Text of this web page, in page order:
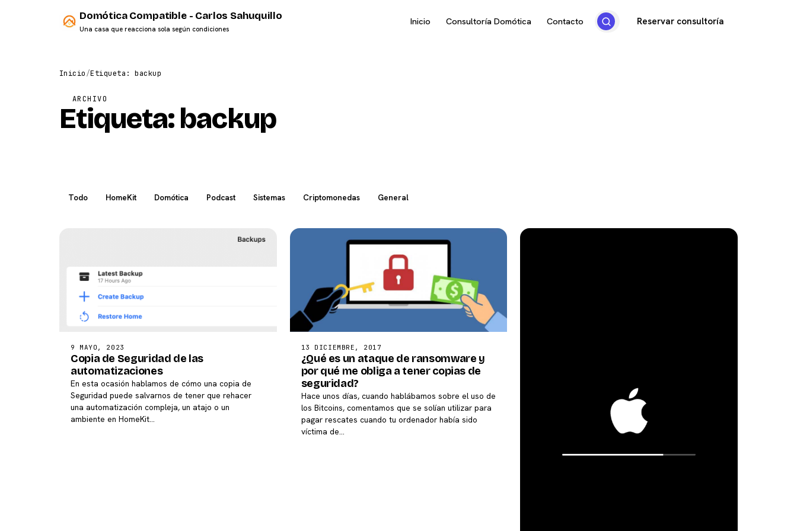
Domótica Compatible - Carlos Sahuquillo
Una casa que reacciona sola según condiciones
Inicio Consultoría Domótica Contacto Reservar consultoría
Inicio/Etiqueta: backup
ARCHIVO
Etiqueta:backup
Todo HomeKit Domótica Podcast Sistemas Criptomonedas General
9 MAYO, 2023
Copia de Seguridad de las
automatizaciones
En esta ocasión hablamos de cómo una copia de
Seguridad puede salvarnos de tener que rehacer
una automatización compleja, un atajo o un
ambiente en HomeKit…
13 DICIEMBRE, 2017
¿Qué es un ataque de ransomware y
por qué me obliga a tener copias de
seguridad?
Hace unos días, cuando hablábamos sobre el uso de
los Bitcoins, comentamos que se solían utilizar para
pagar rescates cuando tu ordenador había sido
víctima de…